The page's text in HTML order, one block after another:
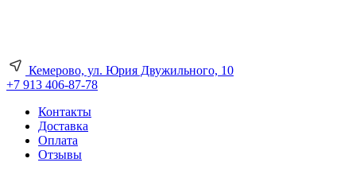
Кемерово, ул. Юрия Двужильного, 10
+7 913 406-87-78
Контакты
Доставка
Оплата
Отзывы